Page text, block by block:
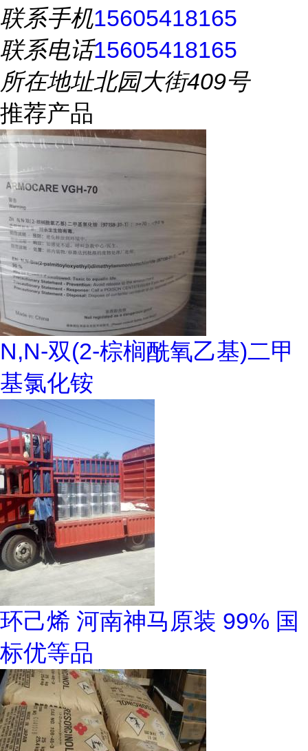
联系手机15605418165
联系电话15605418165
所在地址北园大街409号
推荐产品
N,N-双(2-棕榈酰氧乙基)二甲
基氯化铵
环己烯 河南神马原装 99% 国
标优等品